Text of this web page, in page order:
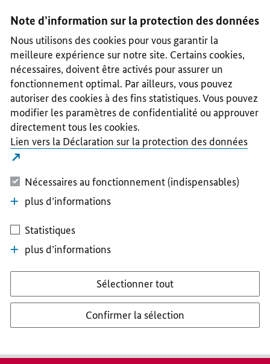
II
III
IV
V
Note d’information sur la protection des données
Nous utilisons des cookies pour vous garantir la
meilleure expérience sur notre site. Certains cookies,
nécessaires, doivent être activés pour assurer un
fonctionnement optimal. Par ailleurs, vous pouvez
autoriser des cookies à des fins statistiques. Vous pouvez
modifier les paramètres de confidentialité ou approuver
directement tous les cookies.
Lien vers la Déclaration sur la protection des données
Nécessaires au fonctionnement (indispensables)
plus d’informations
Statistiques
plus d’informations
Sélectionner tout
Confirmer la sélection